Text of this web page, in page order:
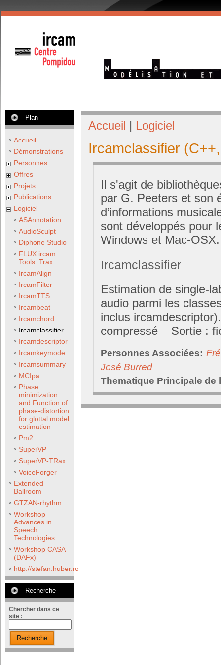
Plan
Accueil
Démonstrations
Personnes
Offres
Projets
Publications
Logiciel
ASAnnotation
AudioSculpt
Diphone Studio
FLUX ircam
Tools: Trax
IrcamAlign
IrcamFilter
IrcamTTS
Ircambeat
Ircamchord
Ircamclassifier
Ircamdescriptor
Ircamkeymode
Ircamsummary
MCIpa
Phase
minimization
and Function of
phase-distortion
for glottal model
estimation
Pm2
SuperVP
SuperVP-TRax
VoiceForger
Extended
Ballroom
GTZAN-rhythm
Workshop
Advances in
Speech
Technologies
Workshop CASA
(DAFx)
http://stefan.huber.rocks/phd/tests/VoCoX2F/
Recherche
Chercher dans ce
site :
Recherche
Accueil | Logiciel
Ircamclassifier
Il s'agit de
par G. Peeters et son
d’informations
sont développés pour
Windows et Mac-OSX.
Ircamclassifier
Estimation de single-
audio parmi les
inclus
compressé – Sortie :
Personnes Associées:
José Burred
Thematique Principale de